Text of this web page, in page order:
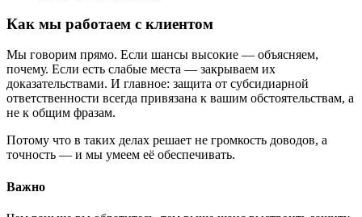
Как мы работаем с клиентом
Мы говорим прямо. Если шансы высокие — объясняем,
почему. Если есть слабые места — закрываем их
доказательствами. И главное: защита от субсидиарной
ответственности всегда привязана к вашим обстоятельствам, а
не к общим фразам.
Потому что в таких делах решает не громкость доводов, а
точность — и мы умеем её обеспечивать.
Важно